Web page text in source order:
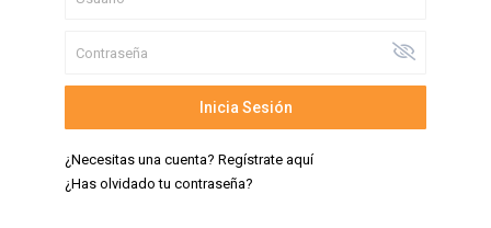
Inicia Sesión
¿Necesitas una cuenta? Regístrate aquí
¿Has olvidado tu contraseña?